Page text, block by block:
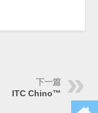
下一篇
ITC Chino™